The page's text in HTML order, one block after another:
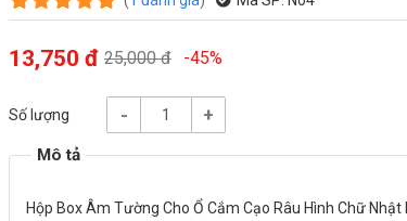
13,750 đ 25,000 đ -45%
Số lượng - +